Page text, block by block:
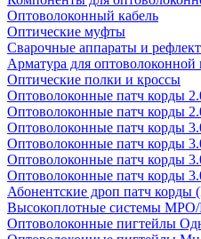
Оптоволоконный кабель
Оптические муфты
Сварочные аппараты и
Арматура для оптоволоконной
Оптические полки и кроссы
Оптоволоконные патч корды
Оптоволоконные патч корды
Оптоволоконные патч корды
Оптоволоконные патч корды
Оптоволоконные патч корды
Оптоволоконные патч корды
Абонентские дроп патч корды
Высокоплотные системы
Оптоволоконные пигтейлы